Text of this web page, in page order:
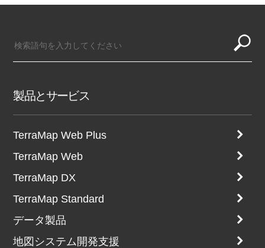
製品とサービス
TerraMap Web Plus
TerraMap Web
TerraMap DX
TerraMap Standard
データ製品
地図システム開発支援